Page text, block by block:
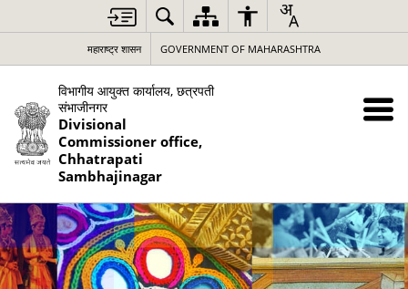
महाराष्ट्र शासन GOVERNMENT OF MAHARASHTRA
विभागीय आयुक्त कार्यालय, छत्रपती
संभाजीनगर
Divisional
Commissioner office,
Chhatrapati
Sambhajinagar